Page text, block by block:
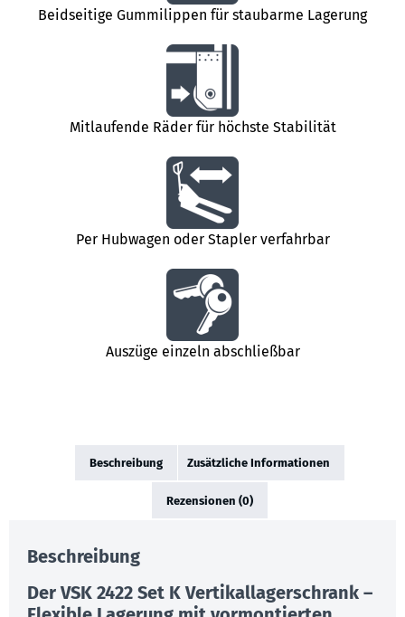
Beidseitige Gummilippen für staubarme Lagerung
Mitlaufende Räder für höchste Stabilität
Per Hubwagen oder Stapler verfahrbar
Auszüge einzeln abschließbar
Beschreibung Zusätzliche Informationen
Rezensionen (0)
Beschreibung
Der VSK 2422 Set K Vertikallagerschrank –